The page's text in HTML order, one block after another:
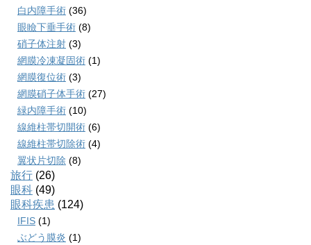
白内障手術 (36)
眼瞼下垂手術 (8)
硝子体注射 (3)
網膜冷凍凝固術 (1)
網膜復位術 (3)
網膜硝子体手術 (27)
緑内障手術 (10)
線維柱帯切開術 (6)
線維柱帯切除術 (4)
翼状片切除 (8)
旅行 (26)
眼科 (49)
眼科疾患 (124)
IFIS (1)
ぶどう膜炎 (1)